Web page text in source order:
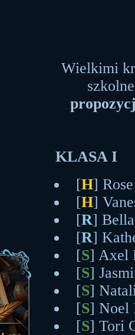
Wielkimi
KLASA I
[H]
[H]
[R]
[R]
[S] Axel
[S]
[S]
[S] Noel
[S] Tori